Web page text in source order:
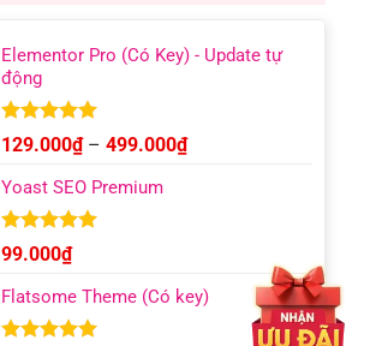
Elementor Pro (Có Key) - Update tự
động
Được xếp
hạng 4.93
5 sao
129.000₫ – 499.000₫Khoảng
Yoast SEO Premium
Được xếp
hạng 4.96
5 sao
99.000₫
Flatsome Theme (Có key)